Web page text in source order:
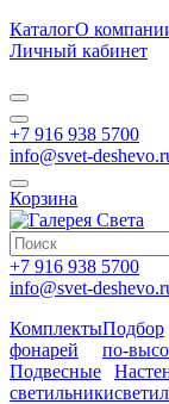
КаталогО
Личный кабинет
+7 916 938 5700
info@svet-
Корзина
+7 916 938 5700
info@svet-
Комплекты
фонарей
Подбор
по-
Подвесные
светильники